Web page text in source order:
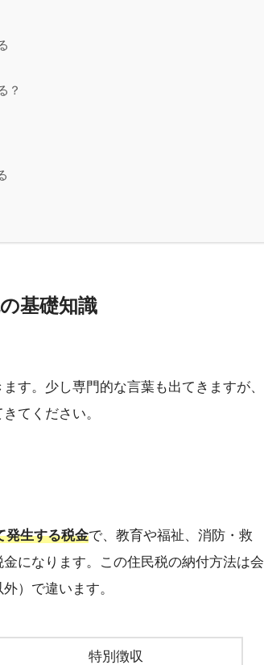
？
基礎知識
す。少し専門的な言葉も出てきますが、
てください。
発生する税金で、教育や福祉、消防・救
になります。この住民税の納付方法は会
）で違います。
特別徴収